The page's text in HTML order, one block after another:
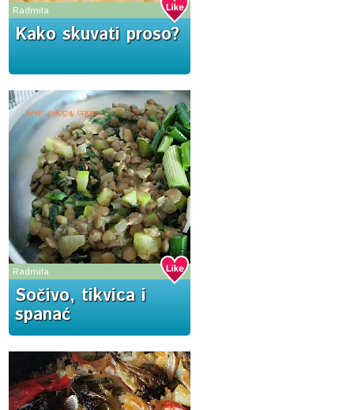
Radmila
Kako skuvati proso?
Radmila
Sočivo, tikvica i
spanać